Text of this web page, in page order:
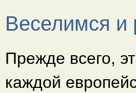
Веселимся и
Прежде всего,
каждой